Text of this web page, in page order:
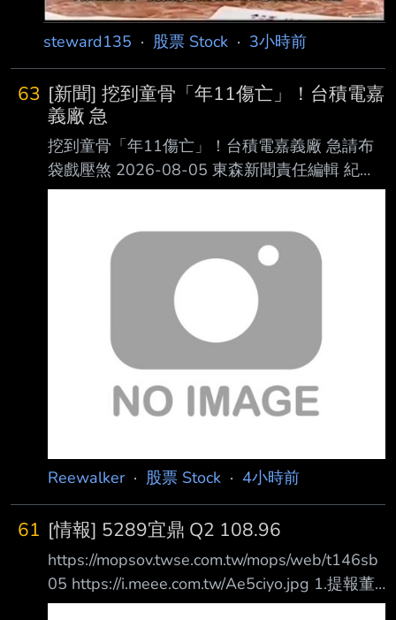
steward135 · 股票 Stock · 3小時前
63 [新聞] 挖到童骨「年11傷亡」！台積電嘉
義廠 急
挖到童骨「年11傷亡」！台積電嘉義廠 急請布
袋戲壓煞 2026-08-05 東森新聞責任編輯 紀心
賢 台積電嘉義廠施工期間，工安事故頻傳。
區的先進封裝廠，在施工期間因為工安事故頻
傳，至今已累計造成 2人死亡、5人重傷、4人輕
傷，加上工地過去曾挖掘出史前人骨遺骸，外界
因此出現不少 民俗傳聞。適逢關聖帝君聖誕，
廠區於6日下午1時邀請布袋戲團進場演出，祈求
施工平安 順利。對此，民俗專家廖大乙表示，
工地搭棚演戲除了替神明祝壽，也有安撫地方無
形眾 生的民俗意涵。 曾挖出45
Reewalker· 股票 Stock · 4小時前
61 [情報] 5289宜鼎 Q2 108.96
https://mopsov.twse.com.tw/mops/web/t146sb
05 https://i.meee.com.tw/Ae5ciyo.jpg 1.提報董
事會或經董事會決議日期:115/08/06 2.審計委員